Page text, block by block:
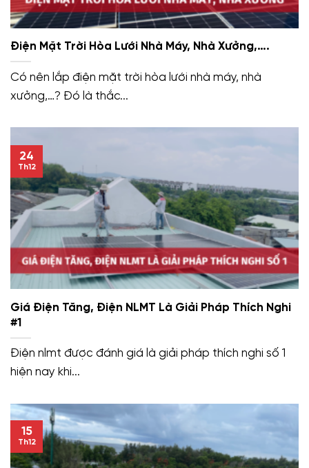
Điện Mặt Trời Hòa Lưới Nhà Máy, Nhà Xưởng,….
Có nên lắp điện mặt trời hòa lưới nhà máy, nhà
xưởng,…? Đó là thắc...
Giá Điện Tăng, Điện NLMT Là Giải Pháp Thích Nghi
#1
Điện nlmt được đánh giá là giải pháp thích nghi số 1
hiện nay khi...
24
Th12
15
Th12